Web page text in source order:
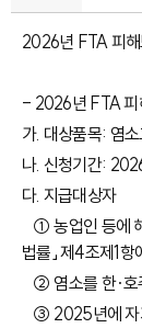
2026년 FTA 피해
- 2026년 FTA 피
가. 대상품목: 염소
나. 신청기간:
다. 지급대상자
① 농업인 등에
법률」 제4조제1
② 염소를 한·호
③ 2025년에 자